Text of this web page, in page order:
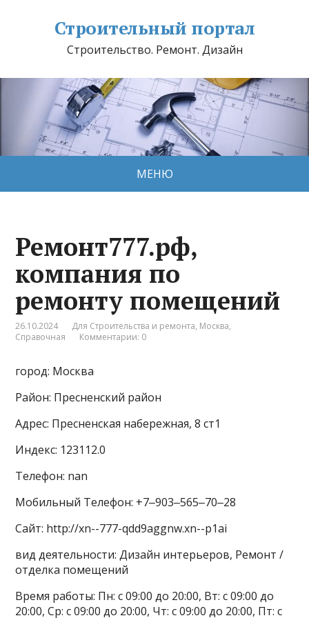
Строительный портал
Строительство. Ремонт. Дизайн
МЕНЮ
Ремонт777.рф,
компания по
ремонту помещений
26.10.2024 Для Строительства и ремонта, Москва,
Справочная
Комментарии: 0
город: Москва
Район: Пресненский район
Адрес: Пресненская набережная, 8 ст1
Индекс: 123112.0
Телефон: nan
Мобильный Телефон: +7‒903‒565‒70‒28
Сайт: http://xn--777-qdd9aggnw.xn--p1ai
вид деятельности: Дизайн интерьеров, Ремонт /
отделка помещений
Время работы: Пн: с 09:00 до 20:00, Вт: с 09:00 до
20:00, Ср: с 09:00 до 20:00, Чт: с 09:00 до 20:00, Пт: с